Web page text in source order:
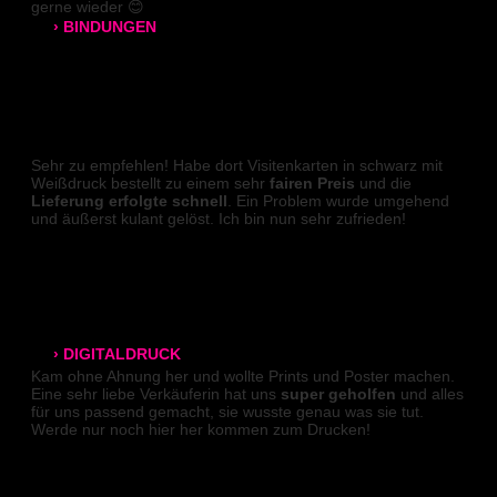
› BINDUNGEN
Gewebeleimbindung
Lumbeck-Bindung
› DIGITALDRUCK
DIN A4
gerne wieder 😊
Sehr zu empfehlen! Habe dort Visitenkarten in schwarz mit
Weißdruck bestellt zu einem sehr fairen Preis und die
Lieferung erfolgte schnell . Ein Problem wurde umgehend
und äußerst kulant gelöst. Ich bin nun sehr zufrieden!
Kam ohne Ahnung her und wollte Prints und Poster machen.
Eine sehr liebe Verkäuferin hat uns super geholfen und alles
für uns passend gemacht, sie wusste genau was sie tut.
Werde nur noch hier her kommen zum Drucken!